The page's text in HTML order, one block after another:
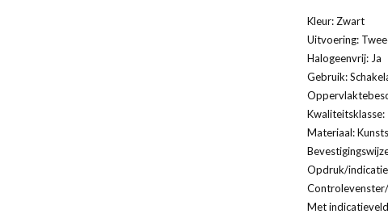
Kleur: Zwart
Uitvoering:
Halogeenvrij: Ja
Gebruik:
Materiaal:
Opdruk/
Met